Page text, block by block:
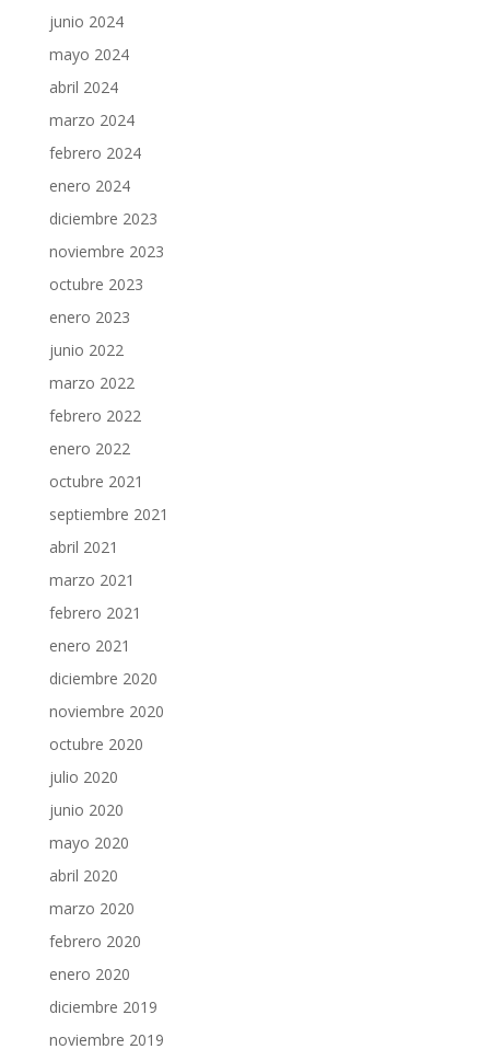
junio 2024
mayo 2024
abril 2024
marzo 2024
febrero 2024
enero 2024
diciembre 2023
noviembre 2023
octubre 2023
enero 2023
junio 2022
marzo 2022
febrero 2022
enero 2022
octubre 2021
septiembre 2021
abril 2021
marzo 2021
febrero 2021
enero 2021
diciembre 2020
noviembre 2020
octubre 2020
julio 2020
junio 2020
mayo 2020
abril 2020
marzo 2020
febrero 2020
enero 2020
diciembre 2019
noviembre 2019